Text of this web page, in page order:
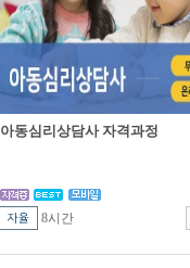
아동심리상담사 자격과정
8시간